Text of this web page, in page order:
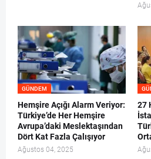
GÜNDEM
Hemşire Açığı Alarm Veriyor:
Türkiye’de Her Hemşire
Avrupa’daki Meslektaşından
Dört Kat Fazla Çalışıyor
Ağustos 04, 2025
27